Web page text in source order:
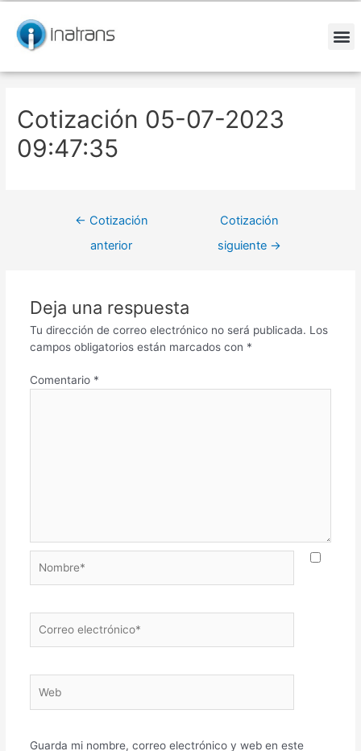
contenido
Cotización 05-07-2023
09:47:35
de
entradas
← Cotización
anterior
Cotización
siguiente →
Deja una respuesta
Tu dirección de correo electrónico no será publicada. Los
campos obligatorios están marcados con *
Comentario *
electrónico*
Guarda mi nombre, correo electrónico y web en este